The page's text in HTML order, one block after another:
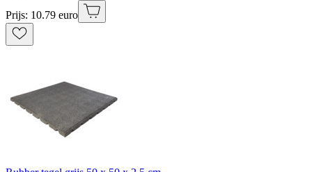
Prijs: 10.79 euro